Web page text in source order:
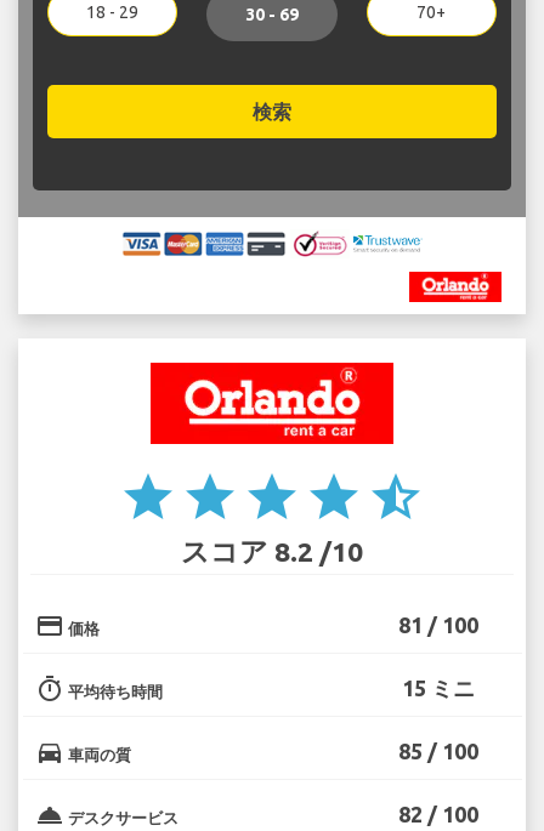
18 - 29 30 - 69 70+
検索
star star star star star_half
スコア 8.2 /10
credit_card 価格 81 / 100
timer 平均待ち時間 15 ミニ
directions_car 車両の質 85 / 100
room_service デスクサービス 82 / 100